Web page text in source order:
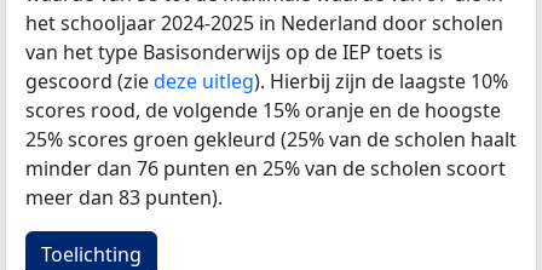
het schooljaar 2024-2025 in Nederland door scholen
van het type Basisonderwijs op de IEP toets is
gescoord (ziedeze uitleg). Hierbij zijn de laagste 10%
scores rood, de volgende 15% oranje en de hoogste
25% scores groen gekleurd (25% van de scholen haalt
minder dan 76 punten en 25% van de scholen scoort
meer dan 83 punten).
Toelichting